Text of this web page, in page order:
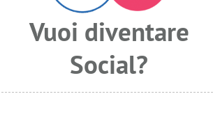
Vuoi diventare
Social?